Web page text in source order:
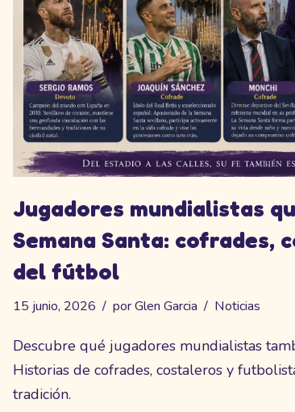
Jugadores mundialistas
Semana Santa: cofrades,
del fútbol
15 junio, 2026 porGlen Garcia Noticias
Descubre qué jugadores mundialistas
Historias de cofrades, costaleros y
tradición.